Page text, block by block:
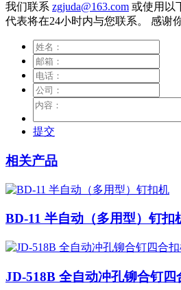
我们联系 zgjuda@163.com 或使用以
代表将在24小时内与您联系。 感谢
提交
相关产品
BD-11 半自动（多用型）钉扣
JD-518B 全自动冲孔铆合钉四